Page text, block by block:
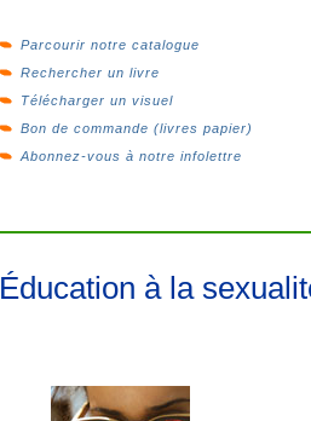
Parcourir notre catalogue
Rechercher un livre
Télécharger un visuel
Bon de commande (livres papier)
Abonnez-vous à notre infolettre
Éducation à la